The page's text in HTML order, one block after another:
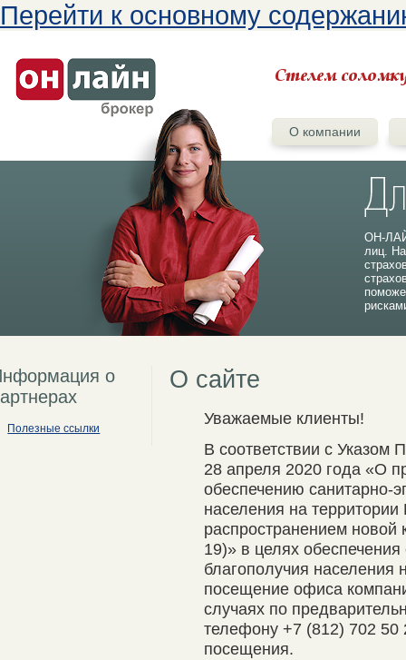
Перейти к основному
О компании
ОН-
лиц.
о
Полезные ссылки
О сайте
Уважаемые клиенты!
В соответствии с Указом
28 апреля 2020 года «О
обеспечению санитарно-
населения на
распространением новой
19)» в целях
благополучия населения
посещение офиса
случаях по
телефону +7 (812) 702 50
посещения.